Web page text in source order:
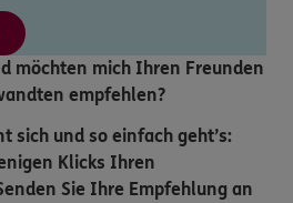
möchten mich Ihren Freunden
empfehlen?
sich und so einfach geht’s:
Klicks Ihren
Sie Ihre Empfehlung an